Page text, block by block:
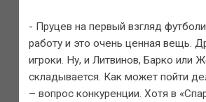
- Пруцев на первый взгляд
работу и это очень ценная вещь.
игроки. Ну, и Литвинов, Барко
складывается. Как может пойти
– вопрос конкуренции. Хотя в